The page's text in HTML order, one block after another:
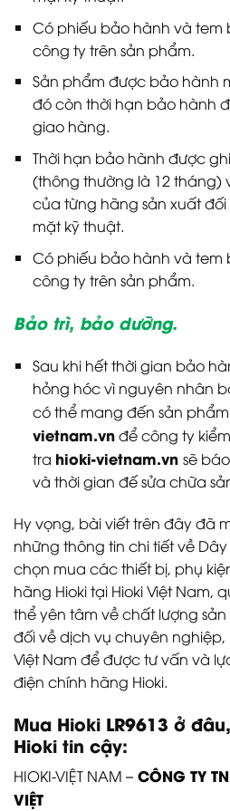
Có phiếu bảo hành và tem
công ty trên sản phẩm.
Sản phẩm được bảo hành
đó còn thời hạn bảo hành
giao hàng.
Thời hạn bảo hành được
(thông thường là 12 tháng)
của từng hãng sản xuất
mặt kỹ thuật.
Có phiếu bảo hành và tem
công ty trên sản phẩm.
Bảo trì, bảo dưỡng.
Sau khi hết thời gian bảo
hỏng hóc vì nguyên nhân
có thể mang đến sản
vietnam.vnđể công ty
tra hioki-vietnam.vn sẽ
và thời gian đế sửa chữa
Hy vọng, bài viết trên đây đã
những thông tin chi tiết về Dây
chọn mua các thiết bị, phụ
hãng Hioki tại Hioki Việt Nam,
thể yên tâm về chất lượng
đối về dịch vụ chuyên nghiệp,
Việt Nam để được tư vấn và
điện chính hãng Hioki.
Mua Hioki LR9613 ở
Hioki tin cậy:
HIOKI-VIỆT NAM – CÔNG TY
VIỆT